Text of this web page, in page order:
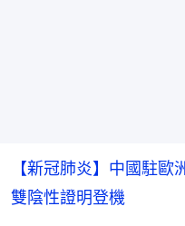
【新冠肺炎】中國駐
雙陰性證明登機